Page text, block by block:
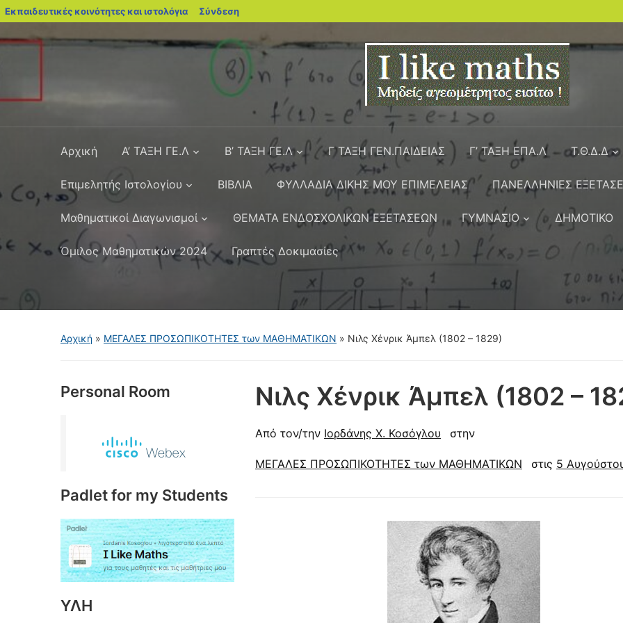
Εκπαιδευτικές κοινότητες και ιστολόγια blogs.sch.gr
Σύνδεση
Αρχική Α’ ΤΑΞΗ ΓΕ.Λ Β’ ΤΑΞΗ ΓΕ.Λ Γ ΤΑΞΗ ΓΕΝ.ΠΑΙΔΕΙΑΣ Γ’ ΤΑΞΗ ΕΠΑ.Λ Τ.Θ.Δ.Δ
Επιμελητής Ιστολογίου ΒΙΒΛΙΑ ΦΥΛΛΑΔΙΑ ΔΙΚΗΣ ΜΟΥ ΕΠΙΜΕΛΕΙΑΣ ΠΑΝΕΛΛΗΝΙΕΣ
Μαθηματικοί Διαγωνισμοί ΘΕΜΑΤΑ ΕΝΔΟΣΧΟΛΙΚΩΝ ΕΞΕΤΑΣΕΩΝ ΓΥΜΝΑΣΙΟ ΔΗΜΟΤΙΚΟ
Όμιλος Μαθηματικών 2024 Γραπτές Δοκιμασίες
Αρχική » ΜΕΓΑΛΕΣ ΠΡΟΣΩΠΙΚΟΤΗΤΕΣ των ΜΑΘΗΜΑΤΙΚΩΝ » Νιλς Χένρικ Άμπελ (1802 – 1829)
Personal Room
Padlet for my Students
ΥΛΗ
Νιλς Χένρικ Άμπελ (1802 –
Από τον/την Ιορδάνης Χ. Κοσόγλου στην
ΜΕΓΑΛΕΣ ΠΡΟΣΩΠΙΚΟΤΗΤΕΣ των ΜΑΘΗΜΑΤΙΚΩΝ στις 5